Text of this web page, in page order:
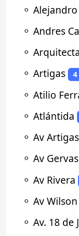
⚬
⚬ Andres
⚬
⚬ Artigas 4
⚬ Atilio
⚬ Atlántida
⚬ Av
⚬ Av
⚬ Av Rivera
⚬ Av
⚬ Av. 18 de